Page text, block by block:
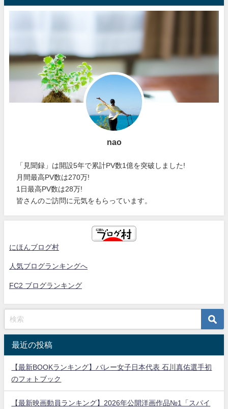
nao
「見聞録」は開設5年で累計PV数1億を突破しました!
月間最高PV数は270万!
1日最高PV数は28万!
皆さんのご訪問に元気をもらっています。
にほんブログ村
人気ブログランキングへ
FC2 ブログランキング
最近の投稿
【最新BOOKランキング】バレー女子日本代表 石川真佑選手初
のフォトブック
【最新映画動員ランキング】2026年公開洋画作品№1「スパイ